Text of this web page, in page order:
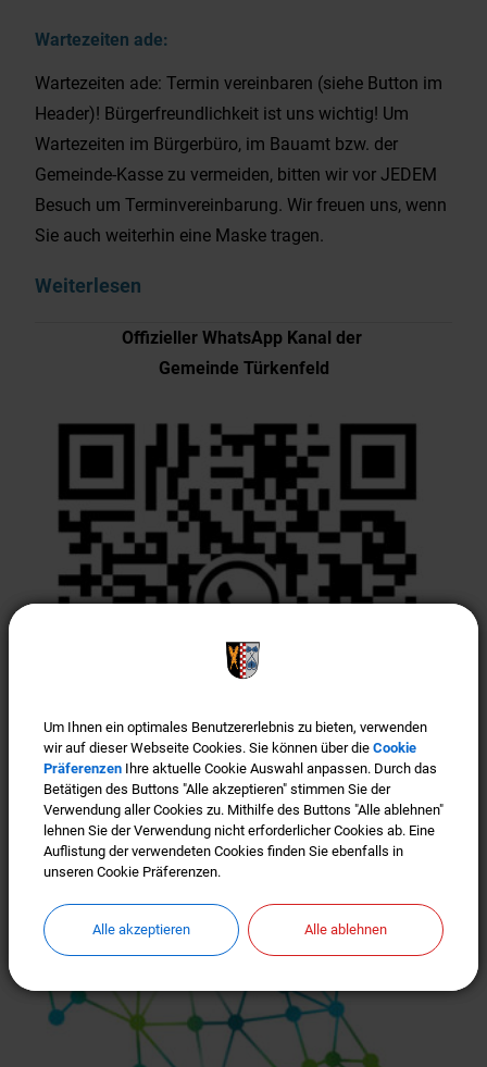
Wartezeiten ade:
Wartezeiten ade: Termin vereinbaren (siehe Button im
Header)! Bürgerfreundlichkeit ist uns wichtig! Um
Wartezeiten im Bürgerbüro, im Bauamt bzw. der
Gemeinde-Kasse zu vermeiden, bitten wir vor JEDEM
Besuch um Terminvereinbarung. Wir freuen uns, wenn
Sie auch weiterhin eine Maske tragen.
Weiterlesen
Offizieller WhatsApp Kanal der
Gemeinde Türkenfeld
Türkenfeld ist "Gigabit-Region"
Um Ihnen ein optimales Benutzererlebnis zu bieten, verwenden
wir auf dieser Webseite Cookies. Sie können über die Cookie
Präferenzen Ihre aktuelle Cookie Auswahl anpassen. Durch das
Betätigen des Buttons "Alle akzeptieren" stimmen Sie der
Verwendung aller Cookies zu. Mithilfe des Buttons "Alle ablehnen"
lehnen Sie der Verwendung nicht erforderlicher Cookies ab. Eine
Auflistung der verwendeten Cookies finden Sie ebenfalls in
unseren Cookie Präferenzen.
Alle akzeptieren Alle ablehnen
Um Ihnen ein optimales Benutzererlebnis zu bieten, verwenden
wir auf dieser Webseite Cookies. Sie können über die Cookie
Präferenzen Ihre aktuelle Cookie Auswahl anpassen. Durch das
Betätigen des Buttons "Alle akzeptieren" stimmen Sie der
Verwendung aller Cookies zu. Mithilfe des Buttons "Alle ablehnen"
lehnen Sie der Verwendung nicht erforderlicher Cookies ab. Eine
Auflistung der verwendeten Cookies finden Sie ebenfalls in
unseren Cookie Präferenzen.
Alle akzeptieren Alle ablehnen